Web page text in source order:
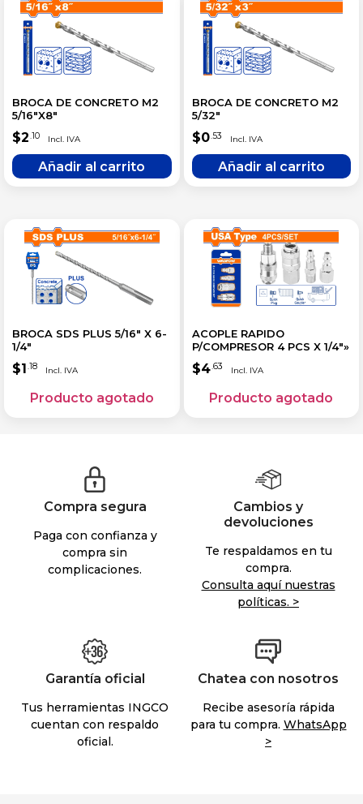
BROCA DE CONCRETO M2
5/16″X8″
$2.10
BROCA DE CONCRETO M2
5/32″
$0.53
BROCA SDS PLUS 5/16″ X 6-
1/4″
$1.18
ACOPLE RAPIDO
P/COMPRESOR 4 PCS X 1/4″»
$4.63
Compra segura
Paga con confianza y
compra sin
complicaciones.
Cambios y
devoluciones
Te respaldamos en tu
compra.
Consulta aquí nuestras
políticas. >
Garantía oficial
Tus herramientas INGCO
cuentan con respaldo
oficial.
Chatea con nosotros
Recibe asesoría rápida
para tu compra. WhatsApp
>